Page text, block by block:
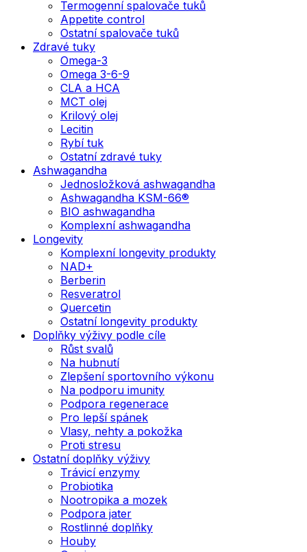
Termogenní spalovače tuků
Appetite control
Ostatní spalovače tuků
Zdravé tuky
Omega-3
Omega 3-6-9
CLA a HCA
MCT olej
Krilový olej
Lecitin
Rybí tuk
Ostatní zdravé tuky
Ashwagandha
Jednosložková ashwagandha
Ashwagandha KSM-66®
BIO ashwagandha
Komplexní ashwagandha
Longevity
Komplexní longevity produkty
NAD+
Berberin
Resveratrol
Quercetin
Ostatní longevity produkty
Doplňky výživy podle cíle
Růst svalů
Na hubnutí
Zlepšení sportovního výkonu
Na podporu imunity
Podpora regenerace
Pro lepší spánek
Vlasy, nehty a pokožka
Proti stresu
Ostatní doplňky výživy
Trávicí enzymy
Probiotika
Nootropika a mozek
Podpora jater
Rostlinné doplňky
Houby